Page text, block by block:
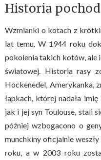
Historia
Wzmianki o kotach z
lat temu. W 1944 roku
pokolenia takich kotów, ale
światowej. Historia rasy
Hockenedel, Amerykanka,
łapkach, której nadała
jak i jej syn Toulouse, stali
później wzbogacono o
munchkiny oficjalnie
roku, a w 2003 roku